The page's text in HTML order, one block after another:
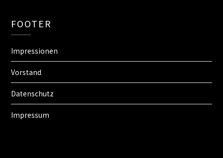
FOOTER
Impressionen
Vorstand
Datenschutz
Impressum